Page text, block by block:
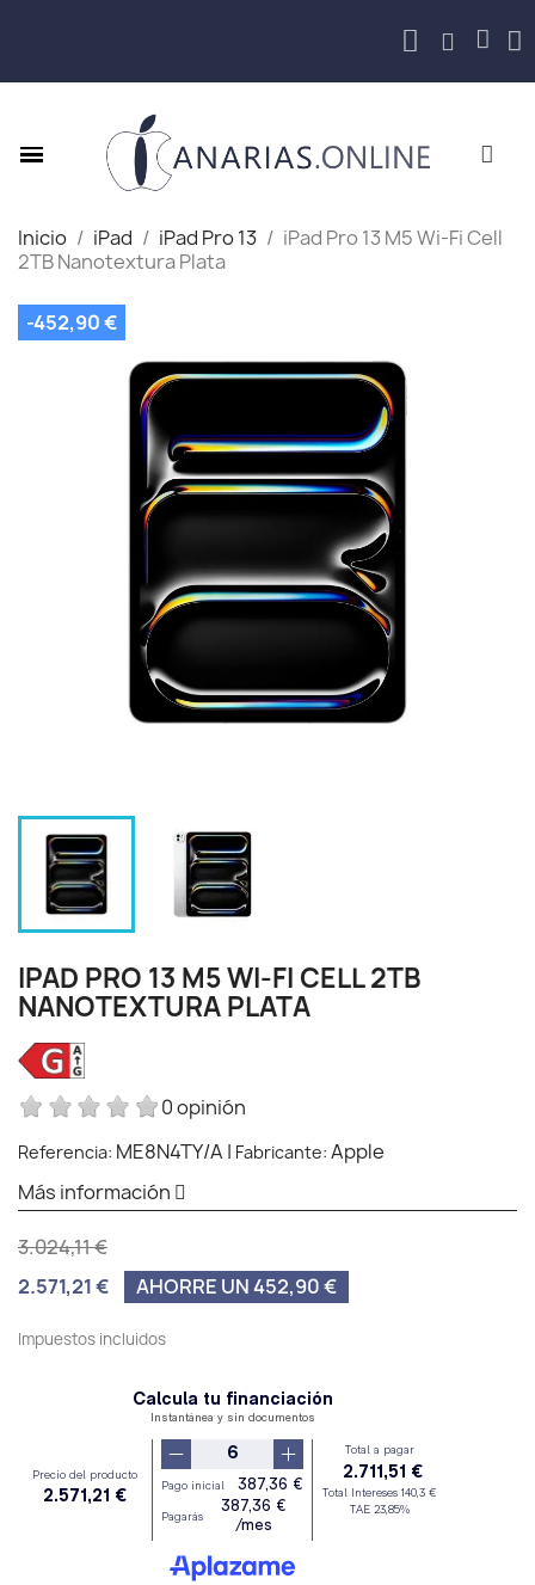
Inicio iPad iPad Pro 13
iPad Pro 13 M5 Wi‑Fi Cell
2TB Nanotextura Plata
-452,90 €
IPAD PRO 13 M5 WI‑FI CELL 2TB
NANOTEXTURA PLATA
0 opinión
Referencia: ME8N4TY/A | Fabricante: Apple
Más información
3.024,11 €
2.571,21 €
AHORRE UN 452,90 €
Impuestos incluidos